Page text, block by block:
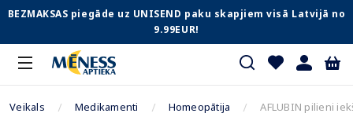
BEZMAKSAS piegāde uz UNISEND paku skapjiem visā Latvijā no
9.99EUR!
Veikals Medikamenti Homeopātija AFLUBIN pilieni